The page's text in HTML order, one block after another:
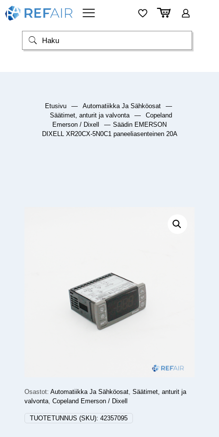
Etusivu — Automatiikka Ja Sähköosat
—
Säätimet, anturit ja valvonta
—
Copeland
Emerson / Dixell
— Säädin EMERSON
DIXELL XR20CX-5N0C1 paneeliasenteinen 20A
Osastot: Automatiikka Ja Sähköosat, Säätimet, anturit ja
valvonta, Copeland Emerson / Dixell
TUOTETUNNUS (SKU): 42357095